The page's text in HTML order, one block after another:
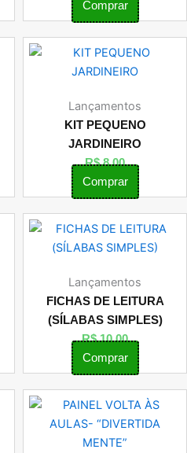
Comprar
Lançamentos
KIT PEQUENO
JARDINEIRO
R$8,00
Comprar
Lançamentos
FICHAS DE LEITURA
(SÍLABAS SIMPLES)
R$10,00
Comprar